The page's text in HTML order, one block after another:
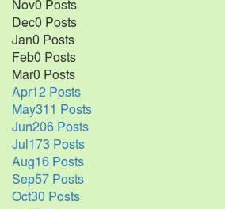
Nov0 Posts
Dec0 Posts
Jan0 Posts
Feb0 Posts
Mar0 Posts
Apr12 Posts
May311 Posts
Jun206 Posts
Jul173 Posts
Aug16 Posts
Sep57 Posts
Oct30 Posts